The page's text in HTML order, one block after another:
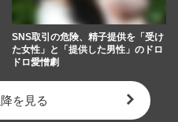
SNS取引の危険、精子提供を「受け
た女性」と「提供した男性」のドロ
ドロ愛憎劇
を見る